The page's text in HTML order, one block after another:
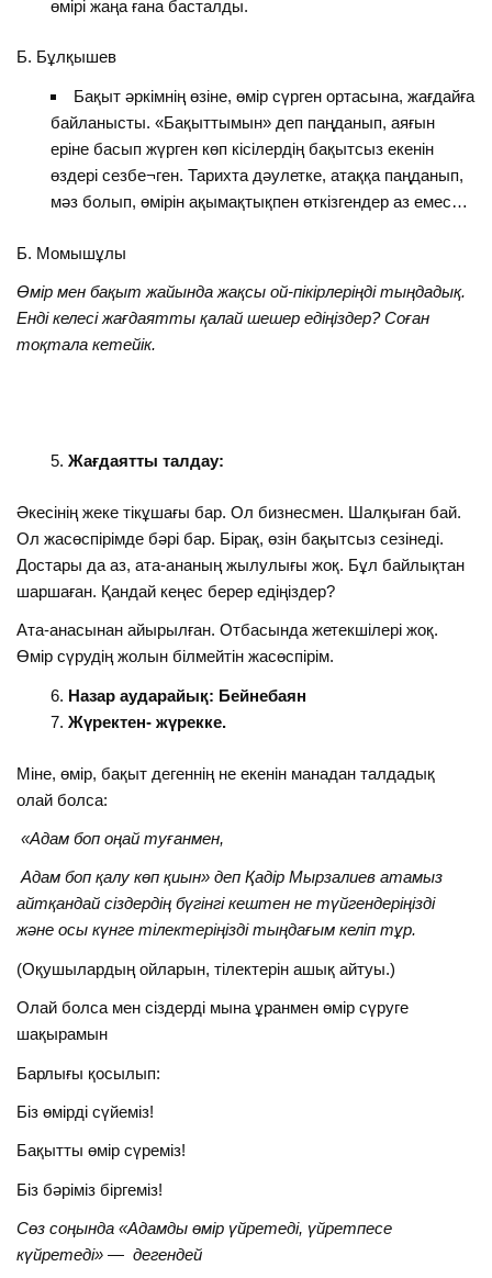
өмірі жаңа ғана басталды.
Б. Бұлқышев
Бақыт әркімнің өзіне, өмір сүрген ортасына, жағдайға
байланысты. «Бақыттымын» деп паңданып, аяғын
еріне басып жүрген көп кісілердің бақытсыз екенін
өздері сезбе¬ген. Тарихта дәулетке, атаққа паңданып,
мәз болып, өмірін ақымақтықпен өткізгендер аз емес…
Б. Момышұлы
Өмір мен бақыт жайында жақсы ой-пікірлеріңді тыңдадық.
Енді келесі жағдаятты қалай шешер едіңіздер?Соған
тоқтала кетейік.
Жағдаятты талдау:
Әкесінің жеке тікұшағы бар. Ол бизнесмен. Шалқыған бай.
Ол жасөспірімде бәрі бар. Бірақ, өзін бақытсыз сезінеді.
Достары да аз, ата-ананың жылулығы жоқ. Бұл байлықтан
шаршаған. Қандай кеңес берер едіңіздер?
Ата-анасынан айырылған. Отбасында жетекшілері жоқ.
Өмір сүрудің жолын білмейтін жасөспірім.
Назар аударайық: Бейнебаян
Жүректен- жүрекке.
Міне, өмір, бақыт дегеннің не екенін манадан талдадық
олай болса:
«Адам боп оңай туғанмен,
Адам боп қалу көп қиын» деп Қадір Мырзалиев атамыз
айтқандай сіздердің бүгінгі кештен не түйгендеріңізді
және осы күнге тілектеріңізді тыңдағым келіп тұр.
(Оқушылардың ойларын, тілектерін ашық айтуы.)
Олай болса мен сіздерді мына ұранмен өмір сүруге
шақырамын
Барлығы қосылып:
Біз өмірді сүйеміз!
Бақытты өмір сүреміз!
Біз бәріміз біргеміз!
Сөз соңында «Адамды өмір үйретеді, үйретпесе
күйретеді» — дегендей